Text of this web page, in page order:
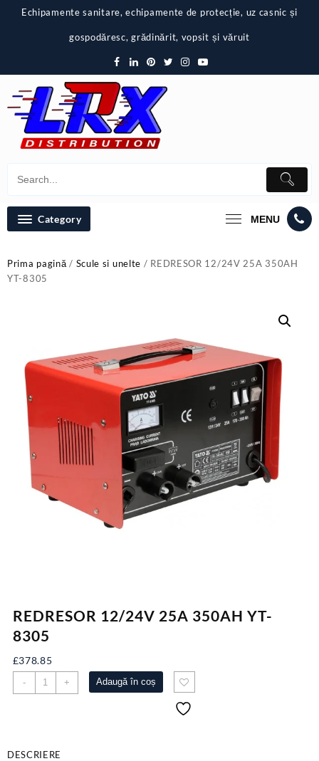
Echipamente sanitare, echipamente de protecție, uz casnic și
gospodăresc, grădinărit, vopsit și văruit
Category MENU
Prima pagină/ Scule si unelte / REDRESOR 12/24V 25A 350AH
YT-8305
REDRESOR 12/24V 25A 350AH YT-
8305
£378.85
-
Cantitate
REDRESOR
YT-
+ Adaugă în coș
DESCRIERE